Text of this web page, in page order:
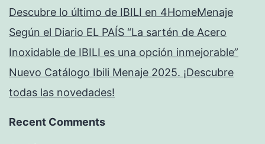
Descubre lo último de IBILI en 4HomeMenaje
Según el Diario EL PAÍS “La sartén de Acero
Inoxidable de IBILI es una opción inmejorable”
Nuevo Catálogo Ibili Menaje 2025. ¡Descubre
todas las novedades!
Recent Comments